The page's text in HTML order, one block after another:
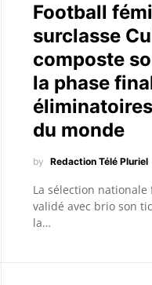
Football
surclasse
composte
la phase
du monde
by Redaction Télé Pluriel
La sélection
validé avec brio son
la…